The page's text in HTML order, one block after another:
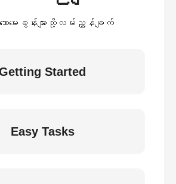
ားသောမေးခွန်းများသို့လမ်းညွှန်ချက်
Started
Easy Tasks